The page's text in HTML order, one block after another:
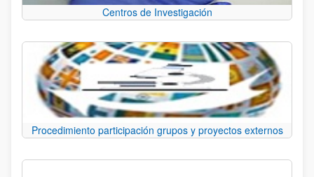
Centros de Investigación
Procedimiento participación grupos y proyectos externos